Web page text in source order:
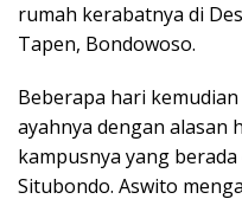
rumah kerabatnya di
Tapen, Bondowoso.
Beberapa hari
ayahnya dengan alasan
kampusnya yang
Situbondo. Aswito